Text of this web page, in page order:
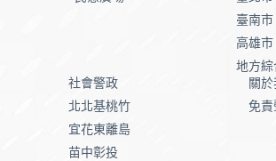
臺南市
高雄市
地方綜
社會警政
北北基桃竹
宜花東離島
苗中彰投
關
免責